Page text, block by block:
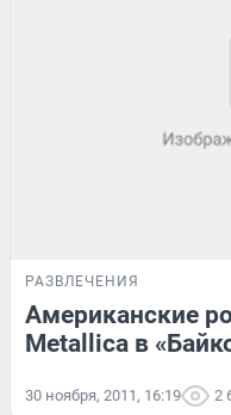
РАЗВЛЕЧЕНИЯ
Американские
Metallica в
30 ноября, 2011, 16:19 2